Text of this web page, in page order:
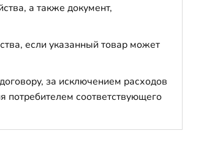
а также документ,
если указанный товар может
за исключением расходов
потребителем соответствующего